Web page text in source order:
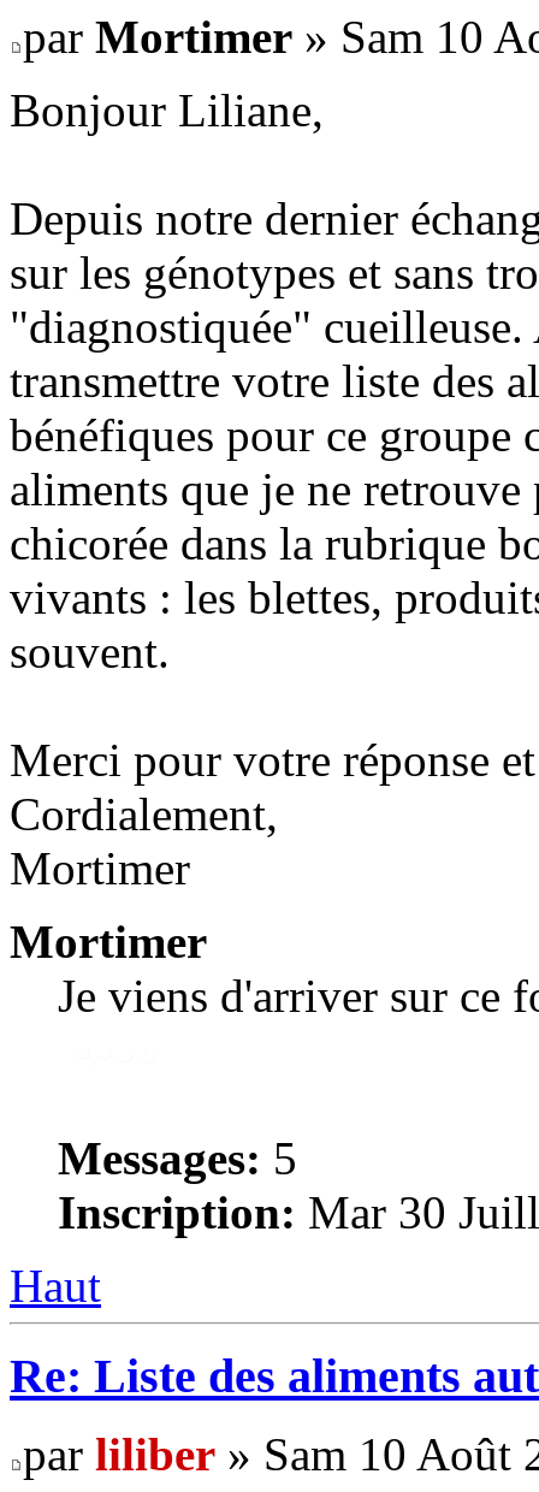
par Mortimer » Sam 10
Bonjour Liliane,
Depuis notre dernier
sur les génotypes et sans
"diagnostiquée"
transmettre votre liste des
bénéfiques pour ce groupe
aliments que je ne retrouve
chicorée dans la rubrique
vivants : les blettes,
souvent.
Merci pour votre réponse
Cordialement,
Mortimer
Mortimer
Je viens d'arriver sur ce
Messages: 5
Inscription: Mar 30
Haut
Re: Liste des aliments
par liliber » Sam 10 Août